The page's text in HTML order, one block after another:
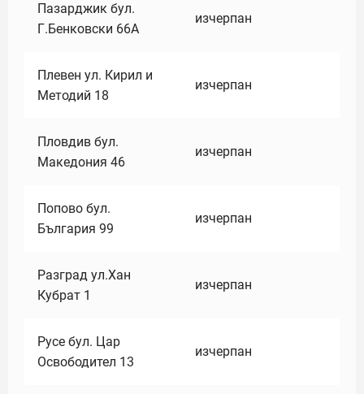
Пазарджик бул.
Г.Бенковски 66А
изчерпан
Плевен ул. Кирил и
Методий 18
изчерпан
Пловдив бул.
Македония 46
изчерпан
Попово бул.
България 99
изчерпан
Разград ул.Хан
Кубрат 1
изчерпан
Русе бул. Цар
Освободител 13
изчерпан